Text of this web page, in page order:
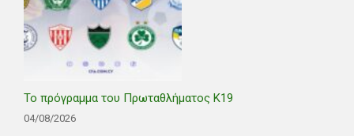
Το πρόγραμμα του Πρωταθλήματος Κ19
04/08/2026